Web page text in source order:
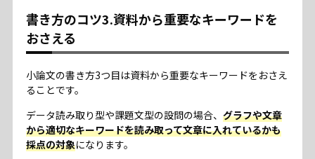
書き方のコツ3.資料から重要なキーワードを
おさえる
小論文の書き方3つ目は資料から重要なキーワードをおさえ
ることです。
データ読み取り型や課題文型の設問の場合、 グラフや文章
から適切なキーワードを読み取って文章に入れているかも
採点の対象になります。